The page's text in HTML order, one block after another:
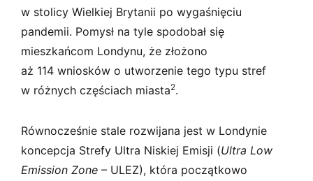
w stolicy Wielkiej Brytanii po wygaśnięciu
pandemii. Pomysł na tyle spodobał się
mieszkańcom Londynu, że złożono
aż 114 wniosków o utworzenie tego typu stref
w różnych częściach miasta2.
Równocześnie stale rozwijana jest w Londynie
koncepcja Strefy Ultra Niskiej Emisji (Ultra Low
Emission Zone – ULEZ), która początkowo